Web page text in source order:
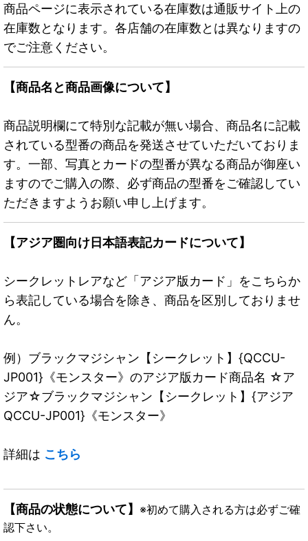
商品ページに表示されている在庫数は通販サイト上の
在庫数となります。各店舗の在庫数とは異なりますの
でご注意ください。
【商品名と商品画像について】
商品説明欄にて特別な記載が無い場合、商品名に記載
されている型番の商品を発送させていただいておりま
す。一部、写真とカードの型番が異なる商品が御座い
ますのでご購入の際、必ず商品の型番をご確認してい
ただきますようお願い申し上げます。
【アジア圏向け日本語表記カードについて】
シークレットレアなど「アジア版カード」をこちらか
ら表記している場合を除き、商品を区別しておりませ
ん。
例）ブラックマジシャン【シークレット】{QCCU-
JP001}《モンスター》のアジア版カード商品名 ☆ア
ジア☆ブラックマジシャン【シークレット】{アジア
QCCU-JP001}《モンスター》
詳細は こちら
【商品の状態について】 ※初めて購入される方は必ずご確
認下さい。